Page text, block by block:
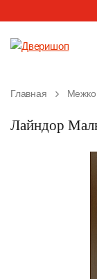
Главная
Лайндор